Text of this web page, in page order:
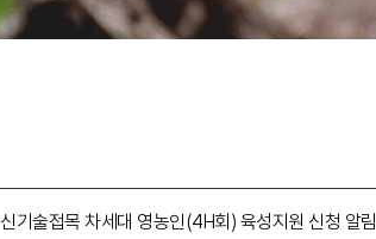
신기술접목 차세대 영농인(4H회) 육성지원 신청 알림